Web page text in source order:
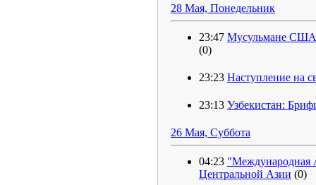
28 Мая, Понедельник
23:47 Мусульмане США
(0)
23:23 Наступление на
23:13 Узбекистан:
26 Мая, Суббота
04:23 "Международная
Центральной Азии (0)